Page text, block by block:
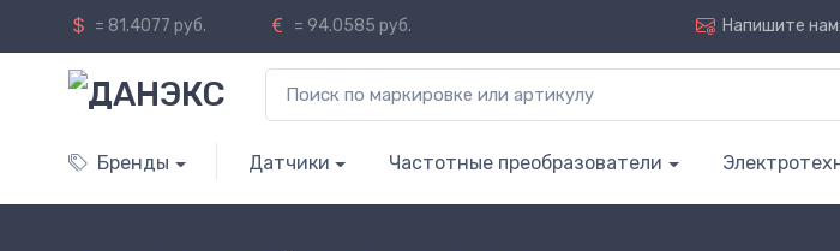
= 81.4077 руб. = 94.0585 руб. Напишите нам:
Бренды Датчики Частотные преобразователи